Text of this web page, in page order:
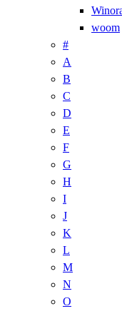
woom
#
A
B
C
D
E
F
G
H
I
J
K
L
M
N
O